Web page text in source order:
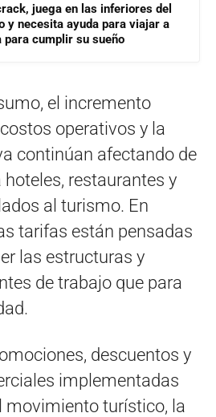
juega en las inferiores del
y necesita ayuda para viajar a
para cumplir su sueño
el incremento
operativos y la
continúan afectando de
restaurantes y
al turismo. En
tarifas están pensadas
las estructuras y
de trabajo que para
descuentos y
implementadas
movimiento turístico, la